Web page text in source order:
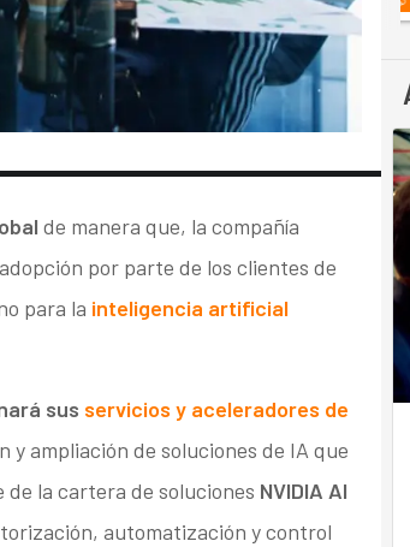
de manera que, la compañía
por parte de los clientes de
para la inteligencia artificial
sus servicios y aceleradores de
ampliación de soluciones de IA que
la cartera de soluciones NVIDIA AI
automatización y control